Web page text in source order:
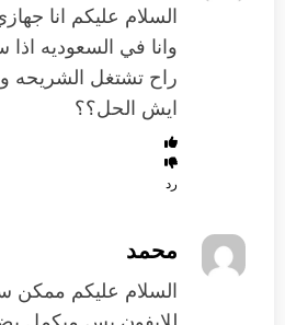
السلام عليكم انا
وانا في السعوديه
راح تشتغل الشريحه
ايش الحل؟؟
رد
محمد
السلام عليكم ممكن